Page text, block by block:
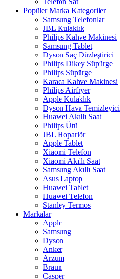
Telefon Sat
Popüler Marka Kategoriler
Samsung Telefonlar
JBL Kulaklık
Philips Kahve Makinesi
Samsung Tablet
Dyson Saç Düzleştirici
Philips Dikey Süpürge
Philips Süpürge
Karaca Kahve Makinesi
Philips Airfryer
Apple Kulaklık
Dyson Hava Temizleyici
Huawei Akıllı Saat
Philips Ütü
JBL Hoparlör
Apple Tablet
Xiaomi Telefon
Xiaomi Akıllı Saat
Samsung Akıllı Saat
Asus Laptop
Huawei Tablet
Huawei Telefon
Stanley Termos
Markalar
Apple
Samsung
Dyson
Anker
Arzum
Braun
Casper